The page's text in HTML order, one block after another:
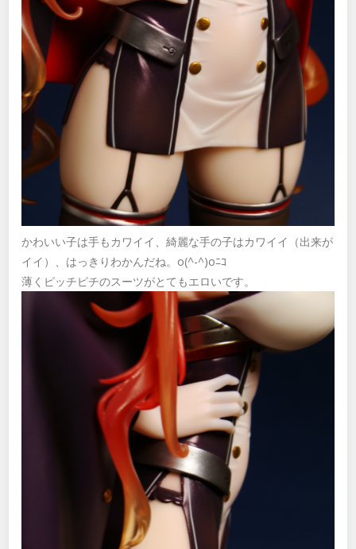
かわいい子は手もカワイイ、綺麗な手の子はカワイイ（出来が
イイ）、はっきりわかんだね。o(^-^)oﾆｺ
薄くピッチピチのスーツがとてもエロいです。